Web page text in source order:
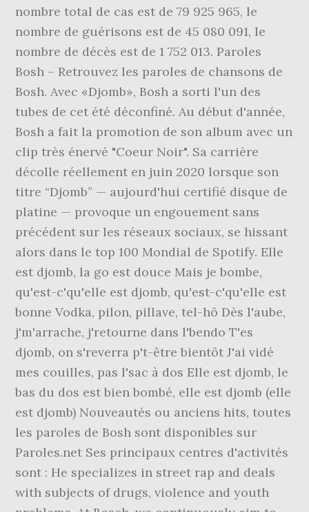
nombre total de cas est de 79 925 965, le
nombre de guérisons est de 45 080 091, le
nombre de décès est de 1 752 013. Paroles
Bosh – Retrouvez les paroles de chansons de
Bosh. Avec «Djomb», Bosh a sorti l'un des
tubes de cet été déconfiné. Au début d'année,
Bosh a fait la promotion de son album avec un
clip très énervé "Coeur Noir". Sa carrière
décolle réellement en juin 2020 lorsque son
titre “Djomb” — aujourd'hui certifié disque de
platine — provoque un engouement sans
précédent sur les réseaux sociaux, se hissant
alors dans le top 100 Mondial de Spotify. Elle
est djomb, la go est douce Mais je bombe,
qu'est-c'qu'elle est djomb, qu'est-c'qu'elle est
bonne Vodka, pilon, pillave, tel-hô Dès l'aube,
j'm'arrache, j'retourne dans l'bendo T'es
djomb, on s'reverra p't-être bientôt J'ai vidé
mes couilles, pas l'sac à dos Elle est djomb, le
bas du dos est bien bombé, elle est djomb (elle
est djomb) Nouveautés ou anciens hits, toutes
les paroles de Bosh sont disponibles sur
Paroles.net Ses principaux centres d'activités
sont : He specializes in street rap and deals
with subjects of drugs, violence and youth